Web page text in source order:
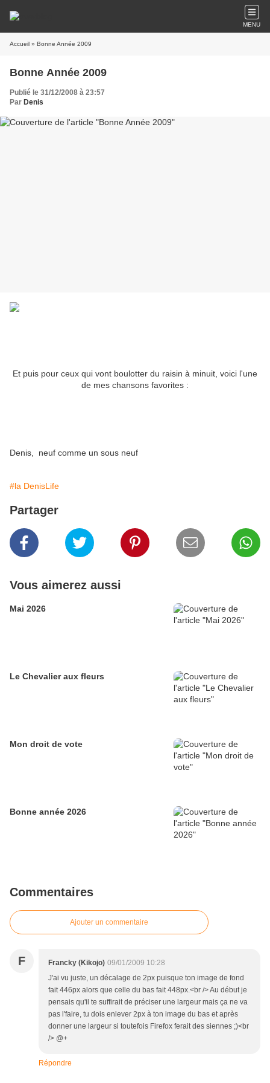
MENU
Accueil » Bonne Année 2009
Bonne Année 2009
Publié le 31/12/2008 à 23:57
Par Denis
Et puis pour ceux qui vont boulotter du raisin à minuit, voici l'une
de mes chansons favorites :
Denis, neuf comme un sous neuf
#la DenisLife
Partager
Vous aimerez aussi
Mai 2026
Le Chevalier aux fleurs
Mon droit de vote
Bonne année 2026
Commentaires
Ajouter un commentaire
F Francky (Kikojo) 09/01/2009 10:28
J'ai vu juste, un décalage de 2px puisque ton image de fond
fait 446px alors que celle du bas fait 448px.<br /> Au début je
pensais qu'il te suffirait de préciser une largeur mais ça ne va
pas l'faire, tu dois enlever 2px à ton image du bas et après
donner une largeur si toutefois Firefox ferait des siennes ;)<br
/> @+
Répondre